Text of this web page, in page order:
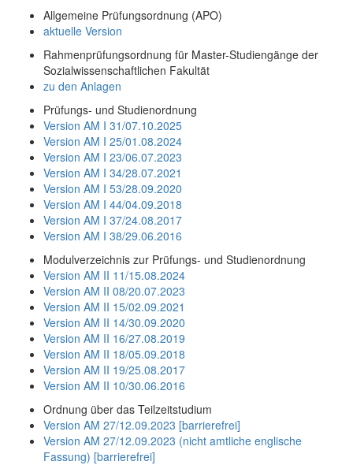
Allgemeine Prüfungsordnung (APO)
aktuelle Version
Rahmenprüfungsordnung für Master-Studiengänge der
Sozialwissenschaftlichen Fakultät
zu den Anlagen
Prüfungs- und Studienordnung
Version AM I 31/07.10.2025
Version AM I 25/01.08.2024
Version AM I 23/06.07.2023
Version AM I 34/28.07.2021
Version AM I 53/28.09.2020
Version AM I 44/04.09.2018
Version AM I 37/24.08.2017
Version AM I 38/29.06.2016
Modulverzeichnis zur Prüfungs- und Studienordnung
Version AM II 11/15.08.2024
Version AM II 08/20.07.2023
Version AM II 15/02.09.2021
Version AM II 14/30.09.2020
Version AM II 16/27.08.2019
Version AM II 18/05.09.2018
Version AM II 19/25.08.2017
Version AM II 10/30.06.2016
Ordnung über das Teilzeitstudium
Version AM 27/12.09.2023 [barrierefrei]
Version AM 27/12.09.2023 (nicht amtliche englische
Fassung) [barrierefrei]